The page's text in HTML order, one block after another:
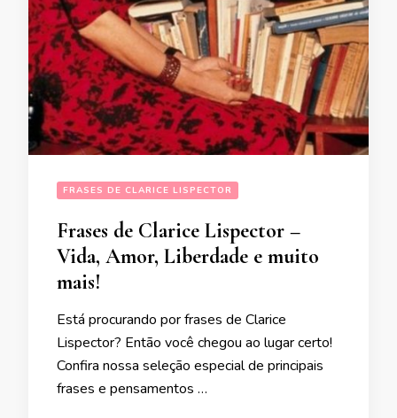
FRASES DE CLARICE LISPECTOR
Frases de Clarice Lispector –
Vida, Amor, Liberdade e muito
mais!
Está procurando por frases de Clarice
Lispector? Então você chegou ao lugar certo!
Confira nossa seleção especial de principais
frases e pensamentos …